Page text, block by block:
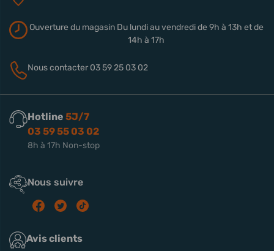
Ouverture du magasinDu lundi au vendredi de 9h à 13h et de
14h à 17h
Nous contacter 03 59 25 03 02
Hotline 5J/7
03 59 55 03 02
8h à 17h Non-stop
Nous suivre
Avis clients